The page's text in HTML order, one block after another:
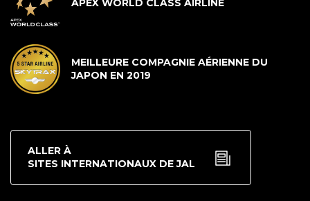
APEX WORLD CLASS AIRLINE
MEILLEURE COMPAGNIE AÉRIENNE DU
JAPON EN 2019
ALLER À
SITES INTERNATIONAUX DE JAL